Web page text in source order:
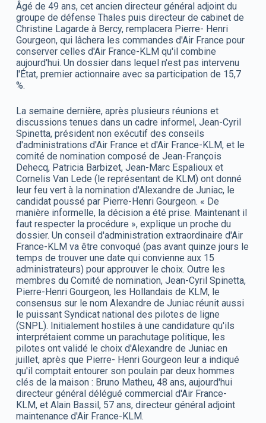
Âgé de 49 ans, cet ancien directeur général adjoint du
groupe de défense Thales puis directeur de cabinet de
Christine Lagarde à Bercy, remplacera Pierre- Henri
Gourgeon, qui lâchera les commandes d'Air France pour
conserver celles d'Air France-KLM qu'il combine
aujourd'hui. Un dossier dans lequel n'est pas intervenu
l'État, premier actionnaire avec sa participation de 15,7
%.
La semaine dernière, après plusieurs réunions et
discussions tenues dans un cadre informel, Jean-Cyril
Spinetta, président non exécutif des conseils
d'administrations d'Air France et d'Air France-KLM, et le
comité de nomination composé de Jean-François
Dehecq, Patricia Barbizet, Jean-Marc Espalioux et
Cornelis Van Lede (le représentant de KLM) ont donné
leur feu vert à la nomination d'Alexandre de Juniac, le
candidat poussé par Pierre-Henri Gourgeon. « De
manière informelle, la décision a été prise. Maintenant il
faut respecter la procédure », explique un proche du
dossier. Un conseil d'administration extraordinaire d'Air
France-KLM va être convoqué (pas avant quinze jours le
temps de trouver une date qui convienne aux 15
administrateurs) pour approuver le choix. Outre les
membres du Comité de nomination, Jean-Cyril Spinetta,
Pierre-Henri Gourgeon, les Hollandais de KLM, le
consensus sur le nom Alexandre de Juniac réunit aussi
le puissant Syndicat national des pilotes de ligne
(SNPL). Initialement hostiles à une candidature qu'ils
interprétaient comme un parachutage politique, les
pilotes ont validé le choix d'Alexandre de Juniac en
juillet, après que Pierre- Henri Gourgeon leur a indiqué
qu'il comptait entourer son poulain par deux hommes
clés de la maison : Bruno Matheu, 48 ans, aujourd'hui
directeur général délégué commercial d'Air France-
KLM, et Alain Bassil, 57 ans, directeur général adjoint
maintenance d'Air France-KLM.